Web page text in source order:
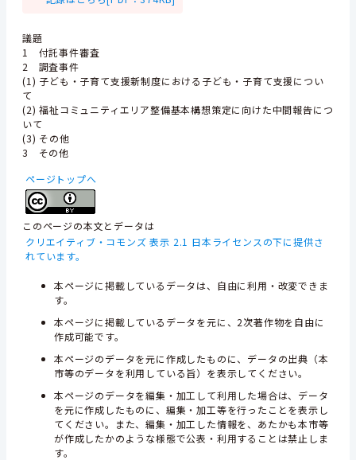
議題
1 付託事件審査
2 調査事件
(1) 子ども・子育て支援新制度における子ども・子育て支援につい
て
(2) 福祉コミュニティエリア整備基本構想策定に向けた中間報告につ
いて
(3) その他
3 その他
ページトップへ
このページの本文とデータは
クリエイティブ・コモンズ 表示 2.1 日本ライセンスの下に提供さ
れています。
本ページに掲載しているデータは、自由に利用・改変できま
す。
本ページに掲載しているデータを元に、2次著作物を自由に
作成可能です。
本ページのデータを元に作成したものに、データの出典（本
市等のデータを利用している旨）を表示してください。
本ページのデータを編集・加工して利用した場合は、データ
を元に作成したものに、編集・加工等を行ったことを表示し
てください。また、編集・加工した情報を、あたかも本市等
が作成したかのような様態で公表・利用することは禁止しま
す。